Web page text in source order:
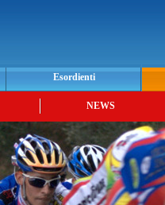
Esordienti
NEWS